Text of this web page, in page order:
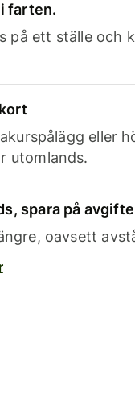
farten.
på ett ställe och
eller
utomlands.
spara på
oavsett